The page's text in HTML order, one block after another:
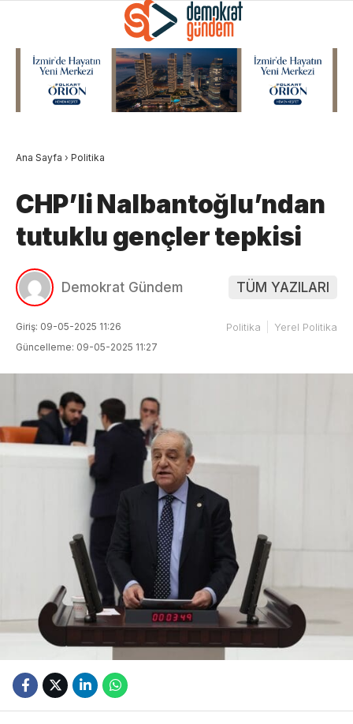
Ana Sayfa › Politika
CHP’li Nalbantoğlu’ndan
tutuklu gençler tepkisi
Demokrat Gündem TÜM YAZILARI
Giriş: 09-05-2025 11:26
Güncelleme: 09-05-2025 11:27
Politika Yerel Politika